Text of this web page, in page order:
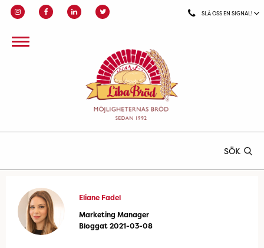
SLÅ OSS EN SIGNAL!
SÖK
Eliane Fadel
Marketing Manager
Bloggat 2021-03-08